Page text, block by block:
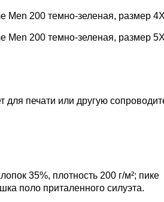
Men 200 темно-зеленая, размер
Men 200 темно-зеленая, размер
для печати или другую
35%, плотность 200 г/м²; пике
поло приталенного силуэта.